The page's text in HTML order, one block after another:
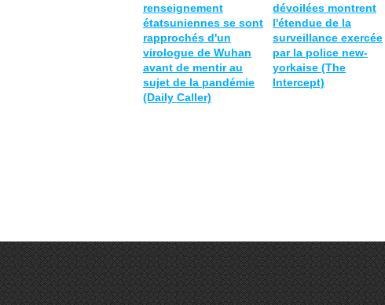
renseignement
étatsuniennes se sont
rapprochés d'un
virologue de Wuhan
avant de mentir au
sujet de la pandémie
(Daily Caller)
dévoilées montrent
l'étendue de la
surveillance exercée
par la police new-
yorkaise (The
Intercept)